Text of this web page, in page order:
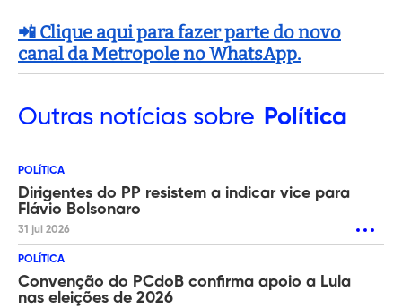
📲 Clique aqui para fazer parte do novo
canal da Metropole no WhatsApp.
Outras notícias sobre Política
POLÍTICA
Dirigentes do PP resistem a indicar vice para
Flávio Bolsonaro
31 jul 2026
POLÍTICA
Convenção do PCdoB confirma apoio a Lula
nas eleições de 2026